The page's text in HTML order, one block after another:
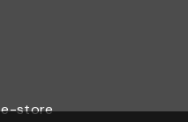
e-store